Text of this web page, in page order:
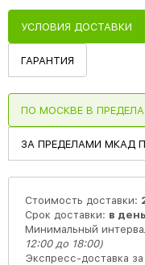
УСЛОВИЯ ДОСТАВКИ
ГАРАНТИЯ
ПО МОСКВЕ В
ЗА ПРЕДЕЛАМИ МКАД
Стоимость доставки:
Срок доставки: в
Минимальный
12:00 до 18:00)
Экспресс-доставка за